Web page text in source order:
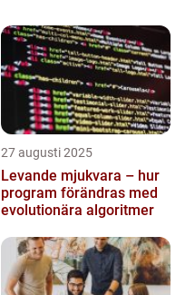
27 augusti 2025
Levande mjukvara – hur
program förändras med
evolutionära algoritmer